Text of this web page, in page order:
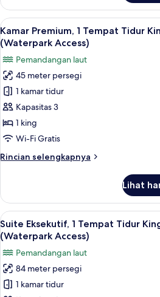
Suite
Junior,
pemandangan
laut
Lihat
semua
foto
untuk
Kamar
Premium,
1
Tempat
Tidur
pemandangan
Access)
6
Kamar Premium, 1 Tempat Tidur
(Waterpark Access)
Pemandangan laut
45 meter persegi
1 kamar tidur
Kapasitas 3
1 king
Wi-Fi Gratis
Rincian selengkapnya
Rincian
Kamar
Premium,
1
Tempat
Tidur
King,
pemandangan
laut
(Waterpark
Lihat
Lihat
semua
foto
untuk
Suite
Eksekutif,
6
Suite Eksekutif, 1 Tempat Tidur
(Waterpark Access)
Pemandangan laut
84 meter persegi
1 kamar tidur